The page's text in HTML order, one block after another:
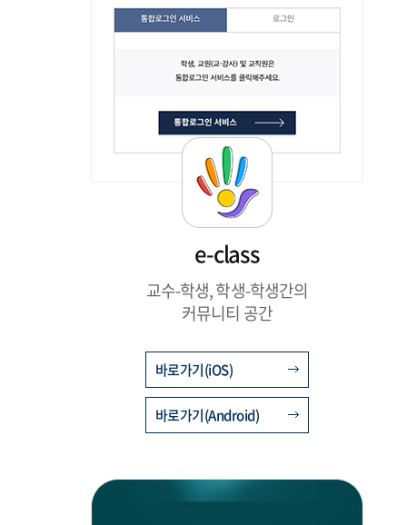
e-class
교수-학생, 학생-학생간의
커뮤니티 공간
바로가기(iOS)
바로가기(Android)